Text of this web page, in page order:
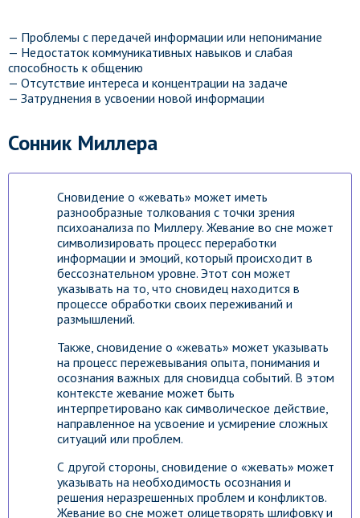
— Проблемы с передачей информации или непонимание
— Недостаток коммуникативных навыков и слабая
способность к общению
— Отсутствие интереса и концентрации на задаче
— Затруднения в усвоении новой информации
Сонник Миллера
Сновидение о «жевать» может иметь
разнообразные толкования с точки зрения
психоанализа по Миллеру. Жевание во сне может
символизировать процесс переработки
информации и эмоций, который происходит в
бессознательном уровне. Этот сон может
указывать на то, что сновидец находится в
процессе обработки своих переживаний и
размышлений.
Также, сновидение о «жевать» может указывать
на процесс пережевывания опыта, понимания и
осознания важных для сновидца событий. В этом
контексте жевание может быть
интерпретировано как символическое действие,
направленное на усвоение и усмирение сложных
ситуаций или проблем.
С другой стороны, сновидение о «жевать» может
указывать на необходимость осознания и
решения неразрешенных проблем и конфликтов.
Жевание во сне может олицетворять шлифовку и